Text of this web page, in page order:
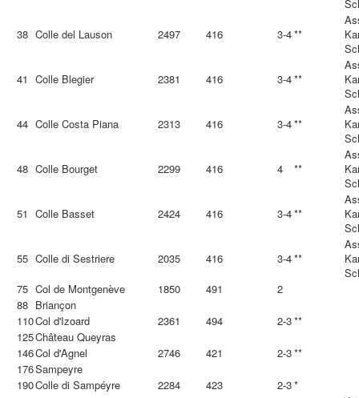
38 Colle del Lauson 2497 416 3-4**
41 Colle Blegier 2381 416 3-4**
44 Colle Costa Piana 2313 416 3-4**
48 Colle Bourget 2299 416 4 **
51 Colle Basset 2424 416 3-4**
55 Colle di Sestriere 2035 416 3-4**
75 Col de Montgenève 1850 491
2
88 Briançon
110Col d'Izoard 2361 494 2-3**
125Château Queyras
146Col d'Agnel 2746 421 2-3**
176Sampeyre
190Colle di Sampéyre 2284 423 2-3*